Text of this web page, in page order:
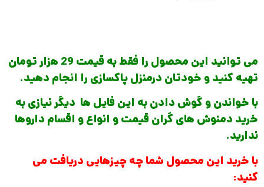
می توانید این محصول را فقط به قیمت 29 هزار تومان
تهیه کنید و خودتان درمنزل پاکسازی را انجام دهید.
با خواندن و گوش دادن به این فایل ها دیگر نیازی به
خرید دمنوش های گران قیمت و انواع و اقسام داروها
ندارید.
با خرید این محصول شما چه چیزهایی دریافت می
کنید: